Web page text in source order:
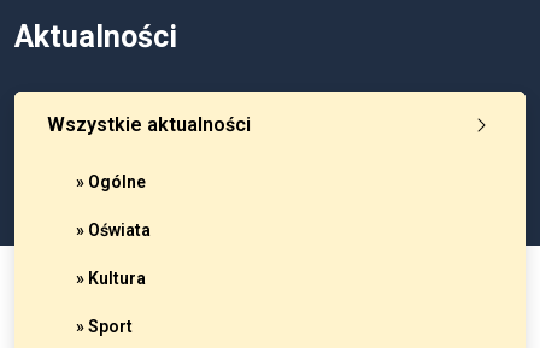
Aktualności
Wszystkie aktualności
» Ogólne
» Oświata
» Kultura
» Sport